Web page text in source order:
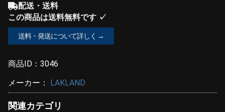
配送・送料
この商品は送料無料です ✓
送料・発送について詳しく →
商品ID： 3046
メーカー： LAKLAND
関連カテゴリ